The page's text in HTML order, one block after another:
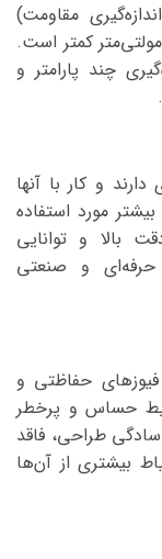
مقاومت)
کمتر است.
چند پارامتر و
و کار با آنها
مورد استفاده
بالا و توانایی
حرفه‌ای و صنعتی
فیوزهای حفاظتی و
حساس و پرخطر
طراحی، فاقد
بیشتری از آن‌ها